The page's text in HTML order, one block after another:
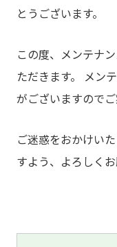
とうございます。
この度、メンテナ
ただきます。 メン
がございますのでご
ご迷惑をおかけい
すよう、よろしくお